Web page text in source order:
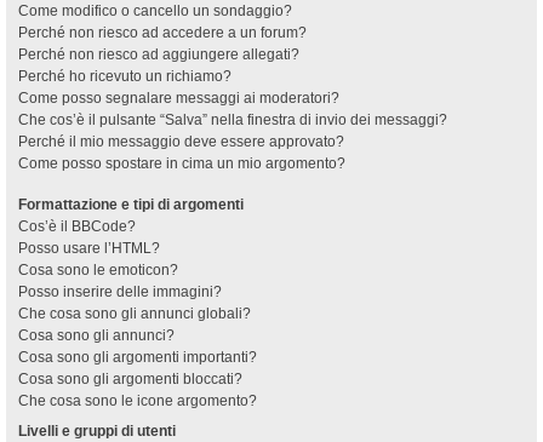
Come modifico o cancello un sondaggio?
Perché non riesco ad accedere a un forum?
Perché non riesco ad aggiungere allegati?
Perché ho ricevuto un richiamo?
Come posso segnalare messaggi ai moderatori?
Che cos’è il pulsante “Salva” nella finestra di invio dei messaggi?
Perché il mio messaggio deve essere approvato?
Come posso spostare in cima un mio argomento?
Formattazione e tipi di argomenti
Cos’è il BBCode?
Posso usare l’HTML?
Cosa sono le emoticon?
Posso inserire delle immagini?
Che cosa sono gli annunci globali?
Cosa sono gli annunci?
Cosa sono gli argomenti importanti?
Cosa sono gli argomenti bloccati?
Che cosa sono le icone argomento?
Livelli e gruppi di utenti